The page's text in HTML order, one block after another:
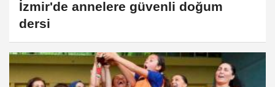
İzmir'de annelere güvenli doğum
dersi